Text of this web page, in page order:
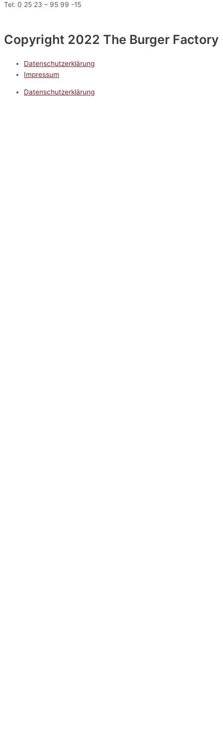
Tel: 0 25 23 – 95 99 -15
Copyright 2022 The Burger Factory
Datenschutzerklärung
Impressum
Datenschutzerklärung